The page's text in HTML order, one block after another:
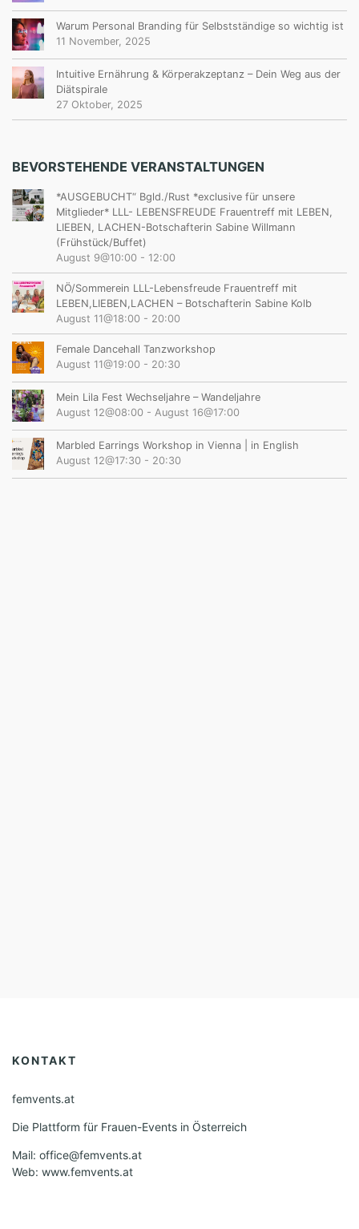
Warum Personal Branding für Selbstständige so wichtig ist
11 November, 2025
Intuitive Ernährung & Körperakzeptanz – Dein Weg aus der
Diätspirale
27 Oktober, 2025
BEVORSTEHENDE VERANSTALTUNGEN
*AUSGEBUCHT“ Bgld./Rust *exclusive für unsere
Mitglieder* LLL- LEBENSFREUDE Frauentreff mit LEBEN,
LIEBEN, LACHEN-Botschafterin Sabine Willmann
(Frühstück/Buffet)
August 9@10:00 - 12:00
NÖ/Sommerein LLL-Lebensfreude Frauentreff mit
LEBEN,LIEBEN,LACHEN – Botschafterin Sabine Kolb
August 11@18:00 - 20:00
Female Dancehall Tanzworkshop
August 11@19:00 - 20:30
Mein Lila Fest Wechseljahre – Wandeljahre
August 12@08:00 - August 16@17:00
Marbled Earrings Workshop in Vienna | in English
August 12@17:30 - 20:30
KONTAKT
femvents.at
Die Plattform für Frauen-Events in Österreich
Mail: office@femvents.at
Web: www.femvents.at